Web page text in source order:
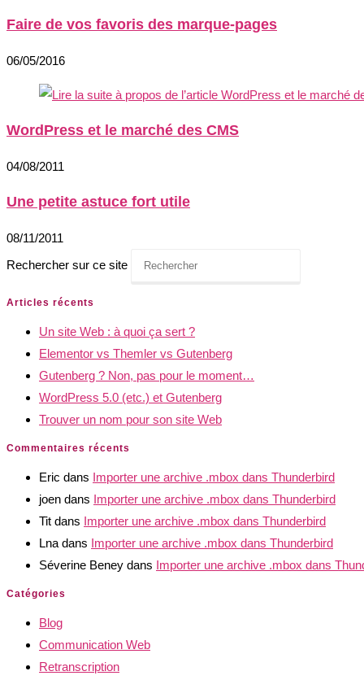
Faire de vos favoris des marque-pages
06/05/2016
WordPress et le marché des CMS
04/08/2011
Une petite astuce fort utile
08/11/2011
Rechercher sur ce site
Articles récents
Un site Web : à quoi ça sert ?
Elementor vs Themler vs Gutenberg
Gutenberg ? Non, pas pour le moment…
WordPress 5.0 (etc.) et Gutenberg
Trouver un nom pour son site Web
Commentaires récents
Eric dans Importer une archive .mbox dans Thunderbird
joen dans Importer une archive .mbox dans Thunderbird
Tit dans Importer une archive .mbox dans Thunderbird
Lna dans Importer une archive .mbox dans Thunderbird
Séverine Beney dans Importer une archive .mbox dans
Catégories
Blog
Communication Web
Retranscription